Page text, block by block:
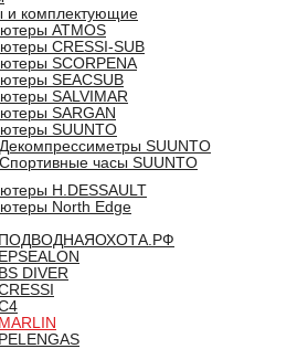
и комплектующие
ATMOS
CRESSI-SUB
SCORPENA
SEACSUB
SALVIMAR
SARGAN
SUUNTO
Декомпрессиметры SUUNTO
Спортивные часы SUUNTO
H.DESSAULT
North Edge
DIVER